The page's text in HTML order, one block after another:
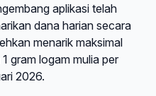
aplikasi telah
dana harian secara
menarik maksimal
gram logam mulia per
2026.